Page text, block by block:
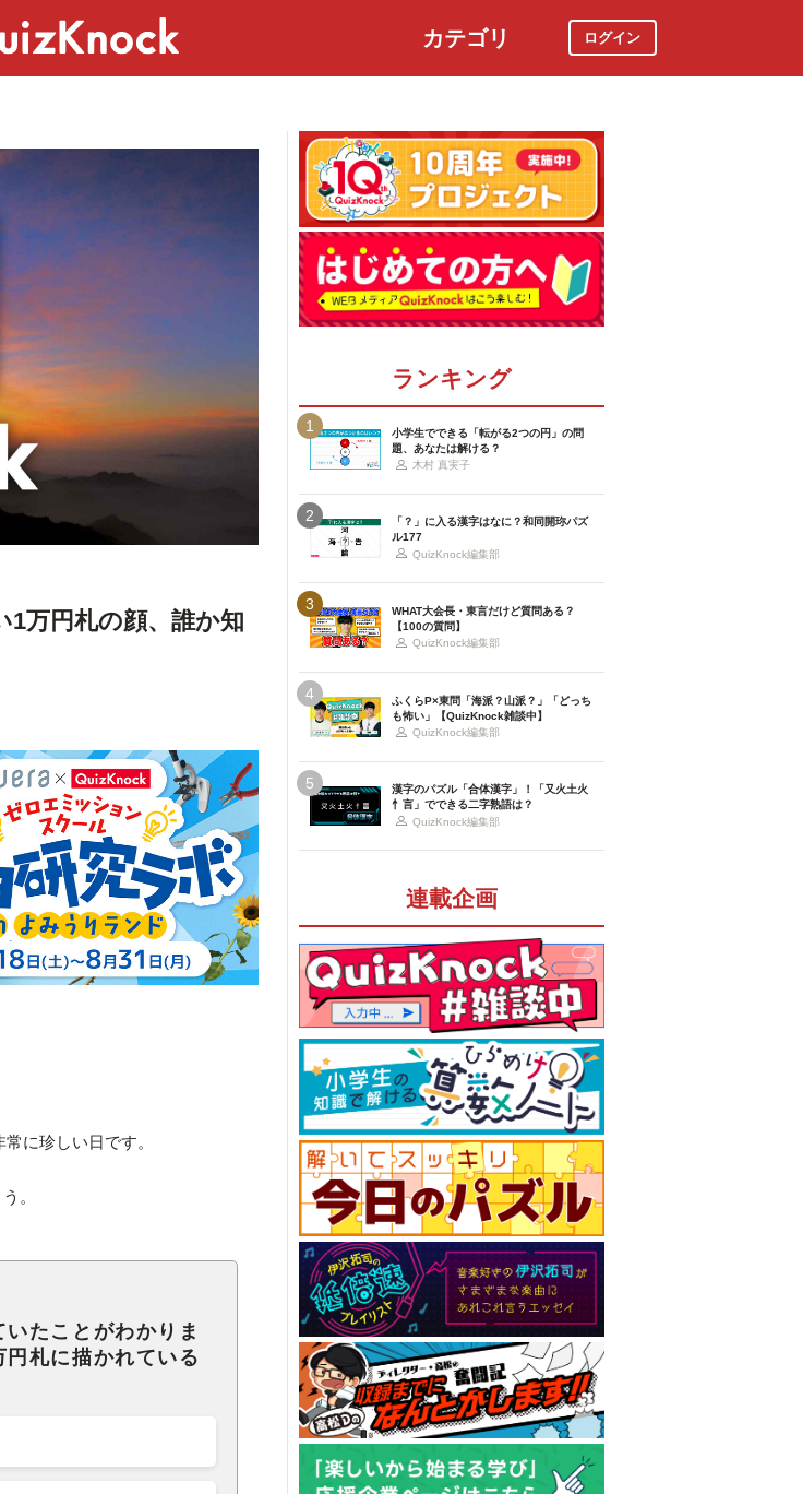
カテゴリ ログイン
1万円札の顔、誰か知
に珍しい日です。
。
たことがわかりま
札に描かれている
ランキング
1
小学生でできる「転がる2つの円」の問
題、あなたは解ける？
木村 真実子
2
「？」に入る漢字はなに？和同開珎パズ
ル177
QuizKnock編集部
3
WHAT大会長・東言だけど質問ある？
【100の質問】
QuizKnock編集部
4
ふくらP×東問「海派？山派？」「どっち
も怖い」【QuizKnock雑談中】
QuizKnock編集部
5
漢字のパズル「合体漢字」！「又火土火
忄言」でできる二字熟語は？
QuizKnock編集部
連載企画